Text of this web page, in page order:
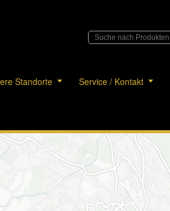
Standorte Service / Kontakt